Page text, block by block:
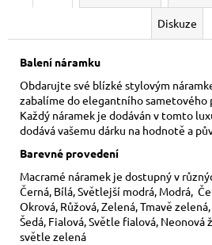
Diskuze
Balení náramku
Obdarujte své blízké stylovým
zabalíme do elegantního sametového
Každý náramek je dodáván v tomto
dodává vašemu dárku na hodnotě a
Barevné provedení
Macramé náramek je dostupný v
Černá, Bílá, Světlejší modrá, Modrá,
Okrová, Růžová, Zelená, Tmavě
Šedá, Fialová, Světle fialová, Neonová
světle zelená